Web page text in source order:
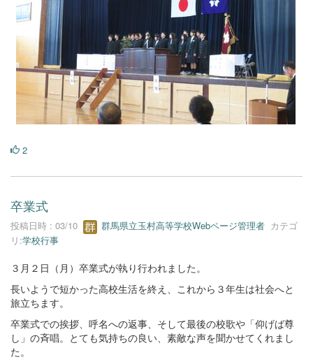
2
卒業式
投稿日時 : 03/10 群馬県立玉村高等学校Webページ管理者 カテゴ
リ:学校行事
３月２日（月）卒業式が執り行われました。
長いようで短かった高校生活を終え、これから３年生は社会へと
旅立ちます。
卒業式での挨拶、呼名への返事、そして最後の校歌や「仰げば尊
し」の斉唱。とても気持ちの良い、素敵な声を聞かせてくれまし
た。